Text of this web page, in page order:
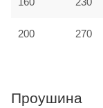
200 270
Проушина